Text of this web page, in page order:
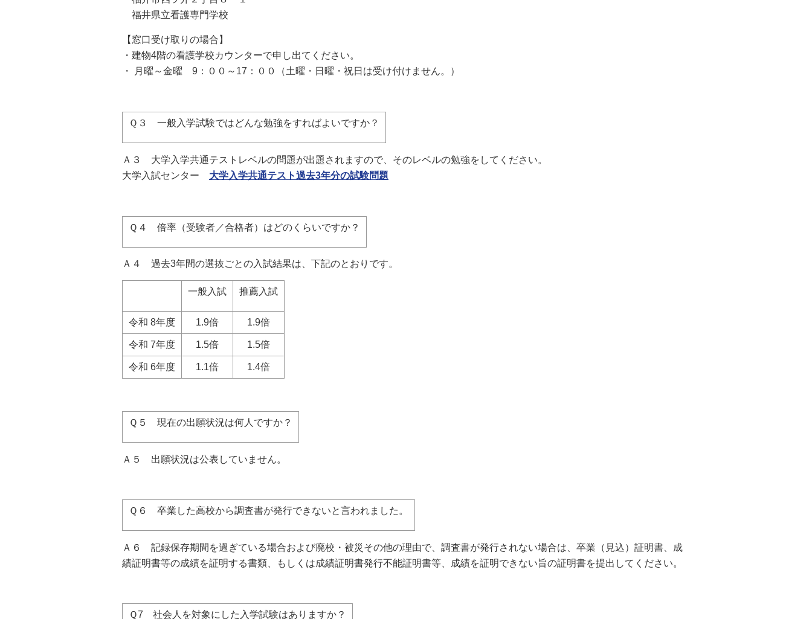
福井県立看護専門学校
【窓口受け取りの場合】
・建物4階の看護学校カウンターで申し出てください。
・ 月曜～金曜 9：００～17：００（土曜・日曜・祝日は受け付けません。）
Ｑ３ 一般入学試験ではどんな勉強をすればよいですか？
Ａ３
大学入学共通テストレベルの問題が出題されますので、そのレベルの勉強をしてください。
大学入試センター 大学入学共通テスト過去3年分の試験問題
Ｑ４ 倍率（受験者／合格者）はどのくらいですか？
Ａ４ 過去3年間の選抜ごとの入試結果は、下記のとおりです。
一般入試 推薦入試
令和 8年度 1.9倍 1.9倍
令和 7年度 1.5倍 1.5倍
令和 6年度 1.1倍 1.4倍
Ｑ５ 現在の出願状況は何人ですか？
Ａ５ 出願状況は公表していません。
Ｑ６ 卒業した高校から調査書が発行できないと言われました。
Ａ６
記録保存期間を過ぎている場合および廃校・被災その他の理由で、調査書が発行されない場合は、卒業（見込）証明書、成
績証明書等の成績を証明する書類、もしくは成績証明書発行不能証明書等、成績を証明できない旨の証明書を提出してください。
Ｑ7 社会人を対象にした入学試験はありますか？